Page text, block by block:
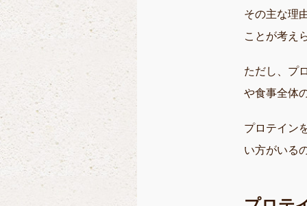
その主な理
ことが考え
ただし、プ
や食事全体
プロテイン
い方がいる